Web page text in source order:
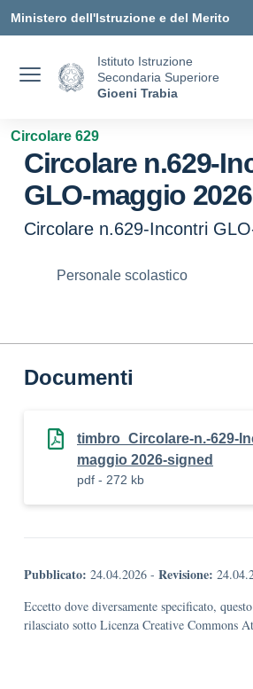
Ministero dell'Istruzione e del Merito
Istituto Istruzione
Secondaria Superiore
Gioeni Trabia
Circolare 629
Circolare n.629-
GLO-maggio 2026
Circolare n.629-Incontri
Personale scolastico
Documenti
timbro_Circolare-n.-629-
maggio 2026-signed
pdf - 272 kb
Pubblicato: 24.04.2026 - Revisione:
Eccetto dove diversamente specificato,
rilasciato sotto Licenza Creative Commons